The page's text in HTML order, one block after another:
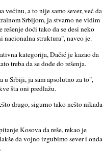
većinu, a to nije samo sever, već da
Srbijom, ja stvarno ne vidim
rešenje doći tako da se desi neko
nacionalna struktura", naveo je.
kategorija, Dačić je kazao da
treba da se dođe do rešenja.
Srbiji, ja sam apsolutno za to",
šta oni predlažu.
drugo, sigurno tako nešto nikada
Kosova da reše, rekao je
da vojno izgubimo sever i onda